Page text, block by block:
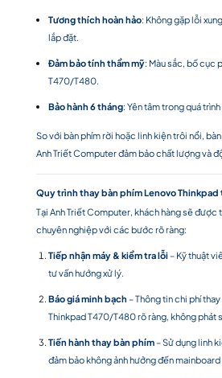
Tương thích hoàn hảo: Không gặp lỗi
lắp đặt.
Đảm bảo tính thẩm mỹ: Màu sắc, bố cục
T470/T480.
Bảo hành 6 tháng: Yên tâm trong quá trình
So với bàn phím rời hoặc linh kiện trôi nổi,
Anh Triết Computer đảm bảo chất lượng và
Quy trình thay bàn phím Lenovo
Tại Anh Triết Computer, khách hàng sẽ được
chuyên nghiệp với các bước rõ ràng:
Tiếp nhận máy & kiểm tra lỗi– Kỹ thuật
tư vấn hướng xử lý.
Báo giá minh bạch – Thông tin chi phí
Thinkpad T470/T480 rõ ràng, không phát
Tiến hành thay bàn phím– Sử dụng linh
đảm bảo không ảnh hưởng đến mainboard